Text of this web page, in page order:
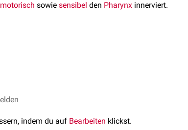
motorisch sowie sensibel den Pharynx innerviert.
erhält er von den
nervi glossopharyngei dieRachenmuskulatur
Struktur und Funktion. Edinburgh, New York
indem du auf Bearbeiten klickst.